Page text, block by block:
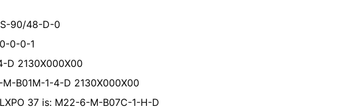
90/48-D-0
0-0-1
D 2130X000X00
B01M-1-4-D 2130X000X00
37 is: M22-6-M-B07C-1-H-D